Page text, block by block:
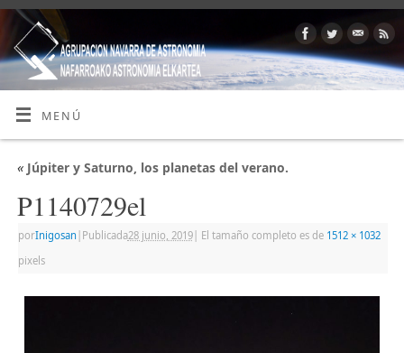
MENÚ
«Júpiter y Saturno, los planetas del verano.
P1140729el
porInigosan Publicada28 junio, 2019| El tamaño completo es de 1512 × 1032
pixels